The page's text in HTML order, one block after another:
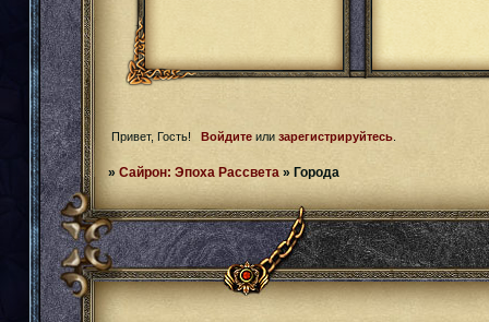
Привет, Гость! Войдитеили зарегистрируйтесь.
» Сайрон: Эпоха Рассвета » Города